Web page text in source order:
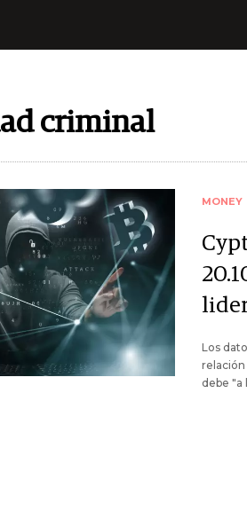
criminal
MONEY
Los
relación
debe "a